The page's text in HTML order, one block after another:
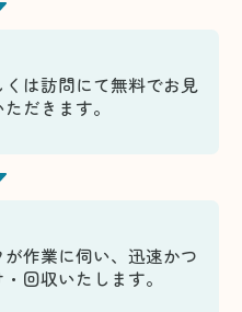
くは訪問にて無料でお見
だきます。
作業に伺い、迅速かつ
回収いたします。